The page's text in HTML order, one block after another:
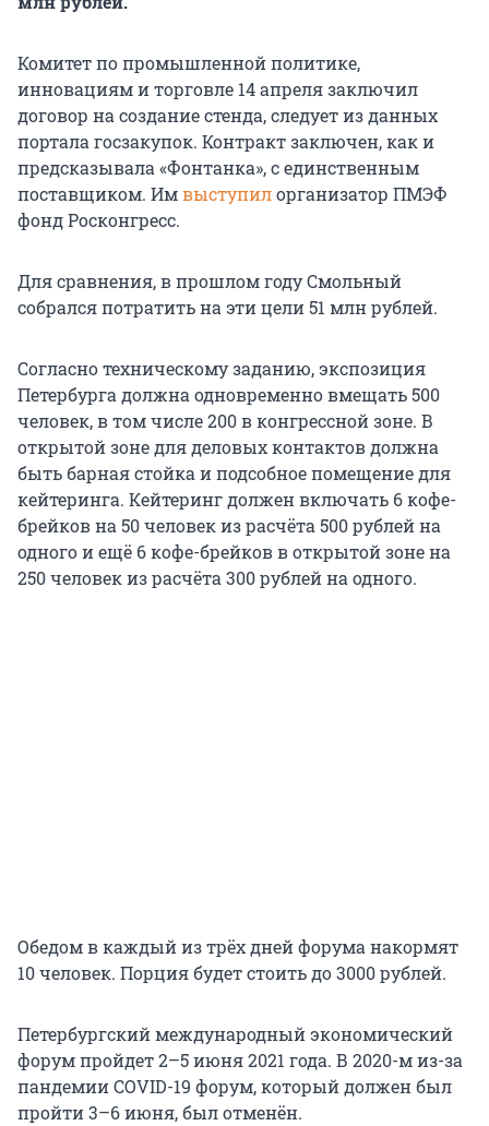
Комитет по промышленной политике,
инновациям и торговле 14 апреля заключил
договор на создание стенда, следует из данных
портала госзакупок. Контракт заключен, как и
предсказывала «Фонтанка», с единственным
поставщиком. Имвыступилорганизатор ПМЭФ
фонд Росконгресс.
Для сравнения, в прошлом году Смольный
собрался потратить на эти цели 51 млн рублей.
Согласно техническому заданию, экспозиция
Петербурга должна одновременно вмещать 500
человек, в том числе 200 в конгрессной зоне. В
открытой зоне для деловых контактов должна
быть барная стойка и подсобное помещение для
кейтеринга. Кейтеринг должен включать 6 кофе-
брейков на 50 человек из расчёта 500 рублей на
одного и ещё 6 кофе-брейков в открытой зоне на
250 человек из расчёта 300 рублей на одного.
Обедом в каждый из трёх дней форума накормят
10 человек. Порция будет стоить до 3000 рублей.
Петербургский международный экономический
форум пройдет 2–5 июня 2021 года. В 2020-м из-за
пандемии COVID-19 форум, который должен был
пройти 3–6 июня, был отменён.